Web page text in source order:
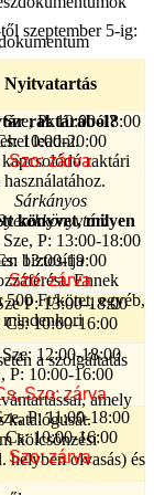
raktárából?
leadni.
raktári
könyvet, milyen
biztosítja
Ennek
500 Ft/kötet, egyéb,
mindenkori
a szolgáltatás
amely
katalógusát.
kölcsönzési
helyben olvasás) és
szeptember 5-ig:
Nyitvatartás
P: 10:00-18:00
10:00-20:00
Szo: zárva
Sárkányos
P: 13:00-18:00
13:00-19:00
Szo: zárva
P: 13:00-18:00
10:00-16:00
12:00-18:00
P: 10:00-16:00
Szo: zárva
P: 11:00-18:00
10:00-16:00
Szo: zárva